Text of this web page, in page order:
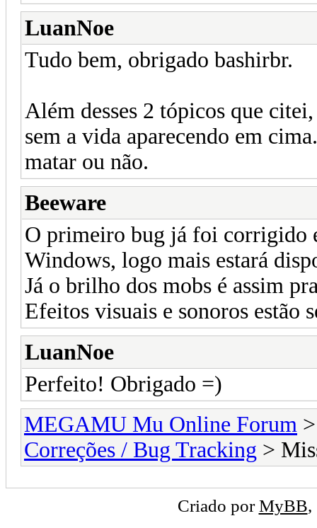
LuanNoe
Tudo bem, obrigado bashirbr.
Além desses 2 tópicos que
sem a vida aparecendo em
matar ou não.
Beeware
O primeiro bug já foi corrigido
Windows, logo mais estará
Já o brilho dos mobs é assim
Efeitos visuais e sonoros estão
LuanNoe
Perfeito! Obrigado =)
MEGAMU Mu Online Forum
Correções / Bug Tracking >
Criado porMyBB,